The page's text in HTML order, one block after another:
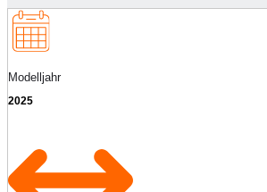
Modelljahr
2025